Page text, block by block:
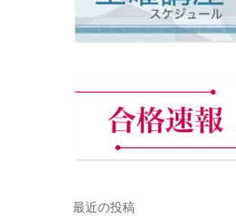
最近の投稿